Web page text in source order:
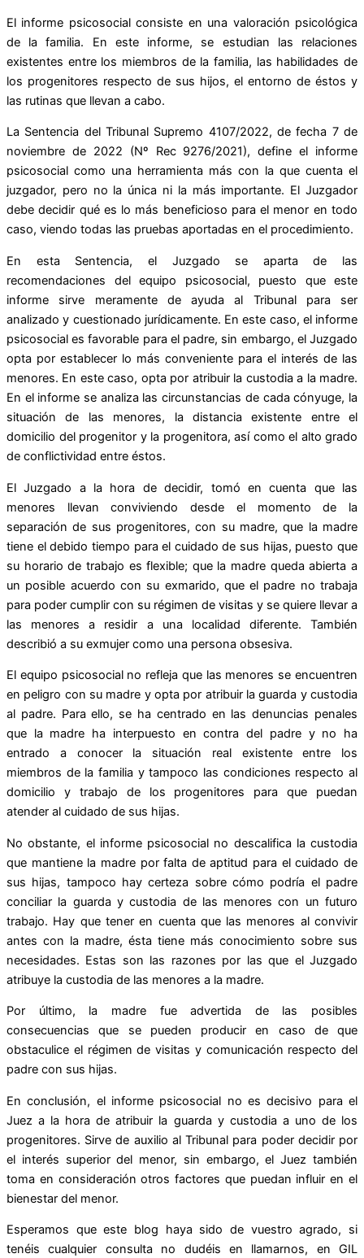
El informe psicosocial consiste en una valoración psicológica
de la familia. En este informe, se estudian las relaciones
existentes entre los miembros de la familia, las habilidades de
los progenitores respecto de sus hijos, el entorno de éstos y
las rutinas que llevan a cabo.
La Sentencia del Tribunal Supremo 4107/2022, de fecha 7 de
noviembre de 2022 (Nº Rec 9276/2021), define el informe
psicosocial como una herramienta más con la que cuenta el
juzgador, pero no la única ni la más importante. El Juzgador
debe decidir qué es lo más beneficioso para el menor en todo
caso, viendo todas las pruebas aportadas en el procedimiento.
En esta Sentencia, el Juzgado se aparta de las
recomendaciones del equipo psicosocial, puesto que este
informe sirve meramente de ayuda al Tribunal para ser
analizado y cuestionado jurídicamente. En este caso, el informe
psicosocial es favorable para el padre, sin embargo, el Juzgado
opta por establecer lo más conveniente para el interés de las
menores. En este caso, opta por atribuir la custodia a la madre.
En el informe se analiza las circunstancias de cada cónyuge, la
situación de las menores, la distancia existente entre el
domicilio del progenitor y la progenitora, así como el alto grado
de conflictividad entre éstos.
El Juzgado a la hora de decidir, tomó en cuenta que las
menores llevan conviviendo desde el momento de la
separación de sus progenitores, con su madre, que la madre
tiene el debido tiempo para el cuidado de sus hijas, puesto que
su horario de trabajo es flexible; que la madre queda abierta a
un posible acuerdo con su exmarido, que el padre no trabaja
para poder cumplir con su régimen de visitas y se quiere llevar a
las menores a residir a una localidad diferente. También
describió a su exmujer como una persona obsesiva.
El equipo psicosocial no refleja que las menores se encuentren
en peligro con su madre y opta por atribuir la guarda y custodia
al padre. Para ello, se ha centrado en las denuncias penales
que la madre ha interpuesto en contra del padre y no ha
entrado a conocer la situación real existente entre los
miembros de la familia y tampoco las condiciones respecto al
domicilio y trabajo de los progenitores para que puedan
atender al cuidado de sus hijas.
No obstante, el informe psicosocial no descalifica la custodia
que mantiene la madre por falta de aptitud para el cuidado de
sus hijas, tampoco hay certeza sobre cómo podría el padre
conciliar la guarda y custodia de las menores con un futuro
trabajo. Hay que tener en cuenta que las menores al convivir
antes con la madre, ésta tiene más conocimiento sobre sus
necesidades. Estas son las razones por las que el Juzgado
atribuye la custodia de las menores a la madre.
Por último, la madre fue advertida de las posibles
consecuencias que se pueden producir en caso de que
obstaculice el régimen de visitas y comunicación respecto del
padre con sus hijas.
En conclusión, el informe psicosocial no es decisivo para el
Juez a la hora de atribuir la guarda y custodia a uno de los
progenitores. Sirve de auxilio al Tribunal para poder decidir por
el interés superior del menor, sin embargo, el Juez también
toma en consideración otros factores que puedan influir en el
bienestar del menor.
Esperamos que este blog haya sido de vuestro agrado, si
tenéis cualquier consulta no dudéis en llamarnos, en GIL